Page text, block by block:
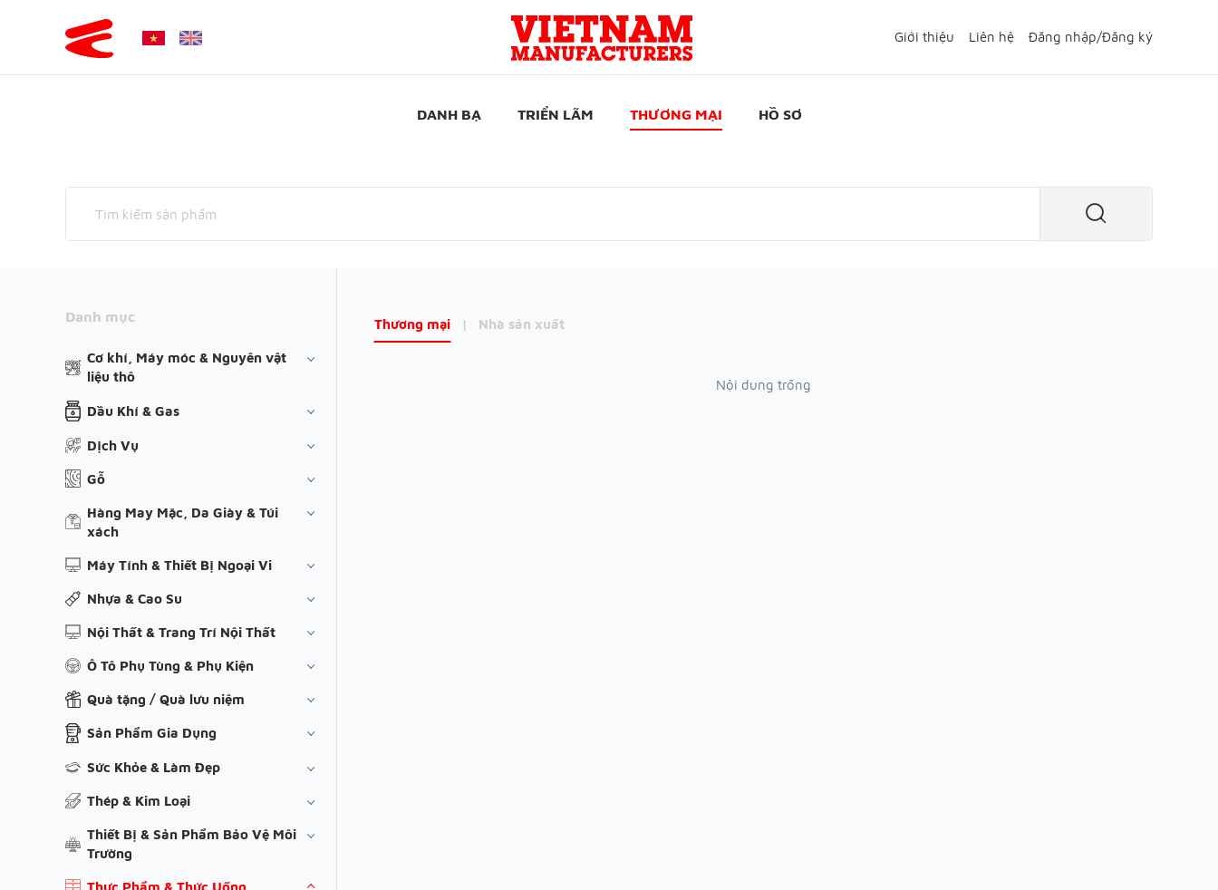
Giới thiệu Liên hệ Đăng nhập/Đăng ký
DANH BẠ TRIỂN LÃM THƯƠNG MẠI HỒ SƠ
Danh mục
Cơ khí, Máy móc & Nguyên vật
liệu thô
Dầu Khí & Gas
Dịch Vụ
Gỗ
Hàng May Mặc, Da Giày & Túi
xách
Máy Tính & Thiết Bị Ngoại Vi
Nhựa & Cao Su
Nội Thất & Trang Trí Nội Thất
Ô Tô Phụ Tùng & Phụ Kiện
Quà tặng / Quà lưu niệm
Sản Phẩm Gia Dụng
Sức Khỏe & Làm Đẹp
Thép & Kim Loại
Thiết Bị & Sản Phẩm Bảo Vệ Môi
Trường
Thương mại | Nhà sản xuất
Nội dung trống